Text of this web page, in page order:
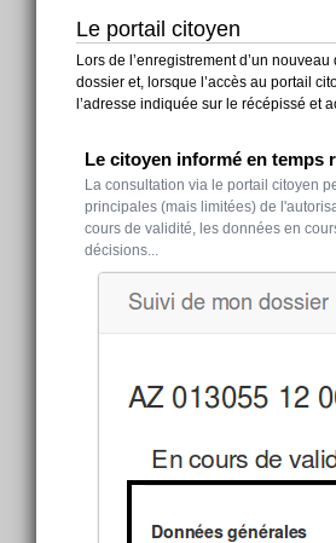
Le portail citoyen
Lors de l’enregistrement d’un
dossier et, lorsque l’accès au portail
l’adresse indiquée sur le récépissé et
Le citoyen informé en temps
La consultation via le portail citoyen
principales (mais limitées) de
cours de validité, les données en
décisions...